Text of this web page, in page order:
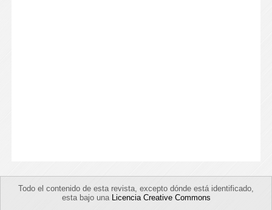
Todo el contenido de esta revista, excepto dónde está identificado,
esta bajo una Licencia Creative Commons